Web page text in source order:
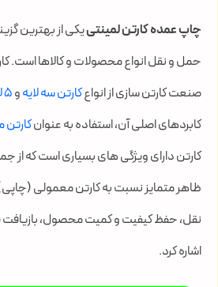
چاپ عمده کارتن لمینتییکی از بهترین
حمل و نقل انواع محصولات و کالاها است.
صنعت کارتن سازی از انواعکارتن سه لایهو5 لایه
کابردهای اصلی آن، استفاده به عنوانکارتن
کارتن دارای ویژگی های بسیاری است که از
ظاهر متمایز نسبت به کارتن معمولی
نقل، حفظ کیفیت و کمیت محصول، بازیافت
اشاره کرد.